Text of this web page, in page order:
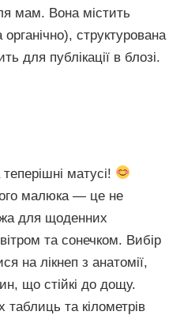
мам. Вона містить
структурована
для публікації в блозі.
матусі!
малюка — це не
для щоденних
та сонечком. Вибір
на лікнеп з анатомії,
що стійкі до дощу.
таблиць та кілометрів